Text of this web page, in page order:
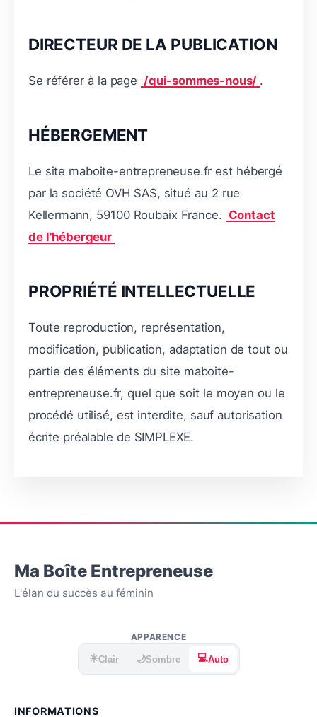
DIRECTEUR DE LA PUBLICATION
Se référer à la page /qui-sommes-nous/ .
HÉBERGEMENT
Le site maboite-entrepreneuse.fr est hébergé
par la société OVH SAS, situé au 2 rue
Kellermann, 59100 Roubaix France. Contact
de l'hébergeur
PROPRIÉTÉ INTELLECTUELLE
Toute reproduction, représentation,
modification, publication, adaptation de tout ou
partie des éléments du site maboite-
entrepreneuse.fr, quel que soit le moyen ou le
procédé utilisé, est interdite, sauf autorisation
écrite préalable de SIMPLEXE.
Ma Boîte Entrepreneuse
L'élan du succès au féminin
APPARENCE
☀️Clair 🌙Sombre 💻Auto
INFORMATIONS